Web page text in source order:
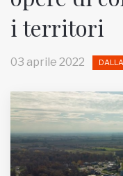
HOME
Inviateci le vostre
Iscriviti alla newsletter
i territori
03 aprile 2022